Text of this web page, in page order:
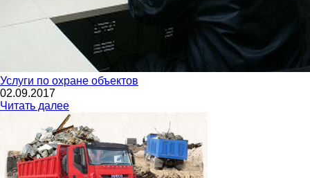
Услуги по охране объектов
02.09.2017
Читать далее